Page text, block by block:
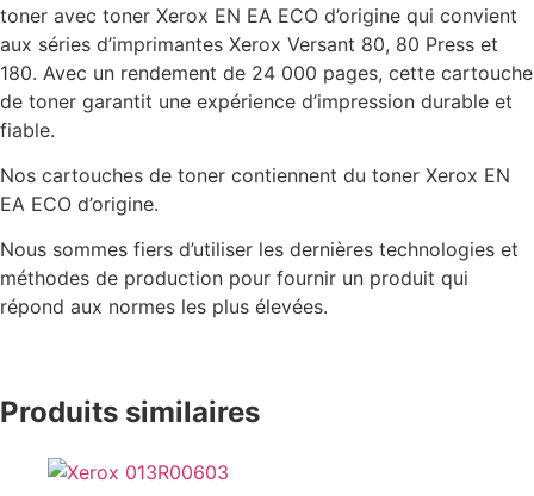
toner avec toner Xerox EN EA ECO d’origine qui convient
aux séries d’imprimantes Xerox Versant 80, 80 Press et
180. Avec un rendement de 24 000 pages, cette cartouche
de toner garantit une expérience d’impression durable et
fiable.
Nos cartouches de toner contiennent du toner Xerox EN
EA ECO d’origine.
Nous sommes fiers d’utiliser les dernières technologies et
méthodes de production pour fournir un produit qui
répond aux normes les plus élevées.
Produits similaires